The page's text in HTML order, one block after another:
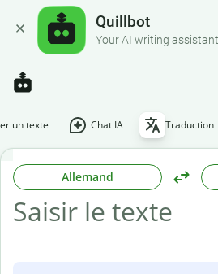
Quillbot
Your AI writing assistant
un texte Chat IA Traduction
Allemand